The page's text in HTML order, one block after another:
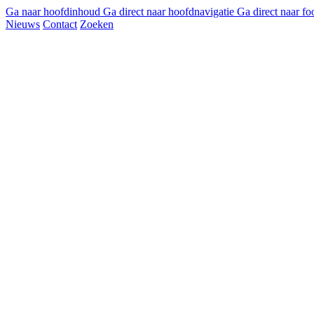
Ga naar hoofdinhoud Ga direct naar hoofdnavigatie Ga direct naar
Nieuws Contact Zoeken